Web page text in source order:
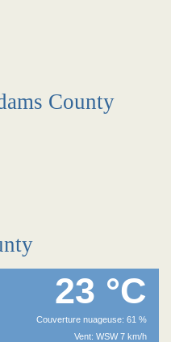
County
23 °C
Couverture nuageuse: 61 %
Vent: WSW 7 km/h